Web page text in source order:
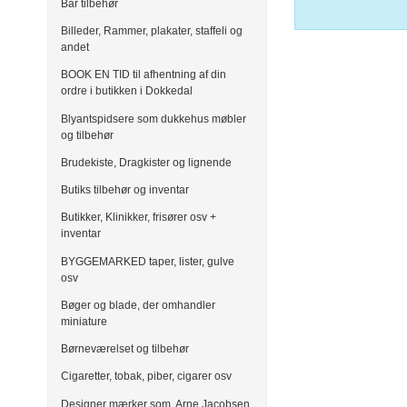
Bar tilbehør
Billeder, Rammer, plakater, staffeli og
andet
BOOK EN TID til afhentning af din
ordre i butikken i Dokkedal
Blyantspidsere som dukkehus møbler
og tilbehør
Brudekiste, Dragkister og lignende
Butiks tilbehør og inventar
Butikker, Klinikker, frisører osv +
inventar
BYGGEMARKED taper, lister, gulve
osv
Bøger og blade, der omhandler
miniature
Børneværelset og tilbehør
Cigaretter, tobak, piber, cigarer osv
Designer mærker som, Arne Jacobsen,